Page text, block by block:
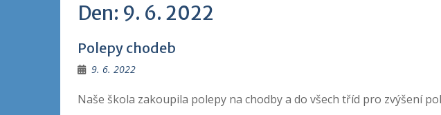
Den: 9. 6. 2022
Polepy chodeb
9. 6. 2022
Naše škola zakoupila polepy na chodby a do všech tříd pro zvýšení